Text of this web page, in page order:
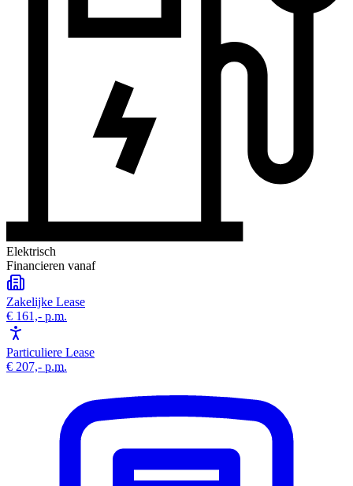
Elektrisch
Financieren vanaf
Zakelijke Lease
€ 161,- p.m.
Particuliere Lease
€ 207,- p.m.